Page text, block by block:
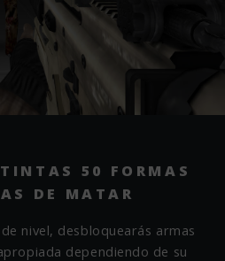
50 FORMAS
DE MATAR
nivel, desbloquearás armas
dependiendo de su